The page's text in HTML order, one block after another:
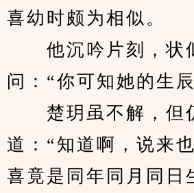
喜幼时颇为相似。
他沉吟片刻，状
问：“你可知她的生
楚玥虽不解，但
道：“知道啊，说来
喜竟是同年同月同日